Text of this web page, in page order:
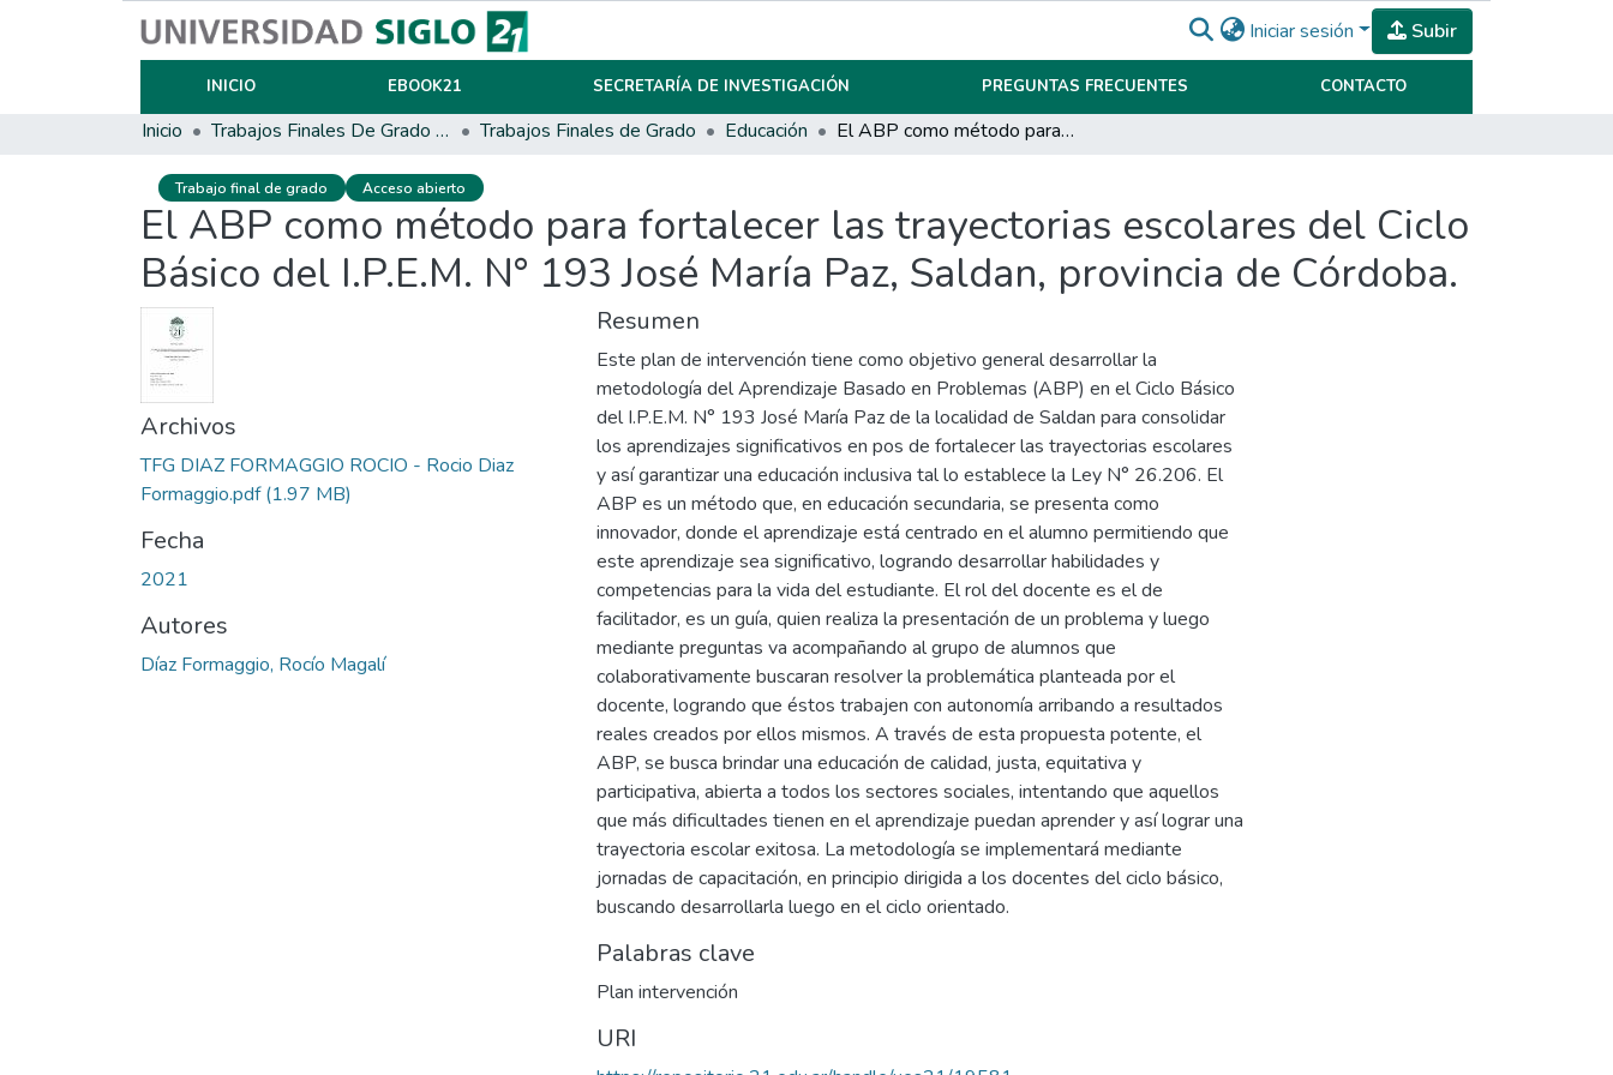
Iniciar sesión Subir
INICIO EBOOK21 SECRETARÍA DE INVESTIGACIÓN PREGUNTAS FRECUENTES CONTACTO
Inicio Trabajos Finales De Grado Y Posgrado Trabajos Finales de Grado Educación El ABP como método para fortalecer las trayectorias escolares del Ciclo Básico del I.P.E.M. N° 193 José María Paz, Saldan, provincia de Córdoba.
Trabajo final de grado Acceso abierto
El ABP como método para fortalecer las trayectorias escolares del Ciclo
Básico del I.P.E.M. N° 193 José María Paz, Saldan, provincia de Córdoba.
Archivos
TFG DIAZ FORMAGGIO ROCIO - Rocio Diaz
Formaggio.pdf(1.97 MB)
Fecha
2021
Autores
Díaz Formaggio, Rocío Magalí
Resumen
Este plan de intervención tiene como objetivo general desarrollar la
metodología del Aprendizaje Basado en Problemas (ABP) en el Ciclo Básico
del I.P.E.M. N° 193 José María Paz de la localidad de Saldan para consolidar
los aprendizajes significativos en pos de fortalecer las trayectorias escolares
y así garantizar una educación inclusiva tal lo establece la Ley N° 26.206. El
ABP es un método que, en educación secundaria, se presenta como
innovador, donde el aprendizaje está centrado en el alumno permitiendo que
este aprendizaje sea significativo, logrando desarrollar habilidades y
competencias para la vida del estudiante. El rol del docente es el de
facilitador, es un guía, quien realiza la presentación de un problema y luego
mediante preguntas va acompañando al grupo de alumnos que
colaborativamente buscaran resolver la problemática planteada por el
docente, logrando que éstos trabajen con autonomía arribando a resultados
reales creados por ellos mismos. A través de esta propuesta potente, el
ABP, se busca brindar una educación de calidad, justa, equitativa y
participativa, abierta a todos los sectores sociales, intentando que aquellos
que más dificultades tienen en el aprendizaje puedan aprender y así lograr una
trayectoria escolar exitosa. La metodología se implementará mediante
jornadas de capacitación, en principio dirigida a los docentes del ciclo básico,
buscando desarrollarla luego en el ciclo orientado.
Palabras clave
Plan intervención
URI